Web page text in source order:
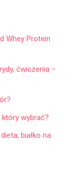
Whey Protein
ćwiczenia –
który wybrać?
białko na